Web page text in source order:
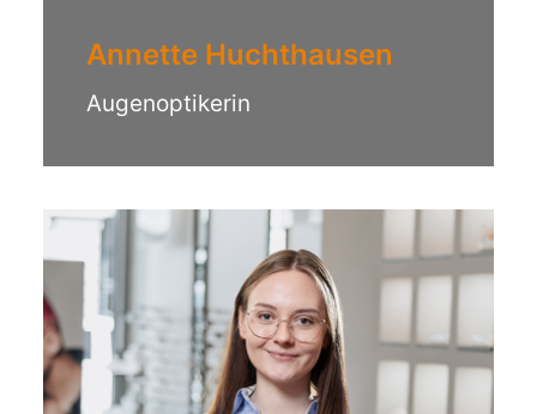
Annette Huchthausen
Augenoptikerin